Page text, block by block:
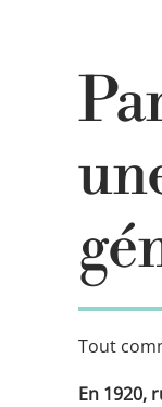
Tout
En 1920,